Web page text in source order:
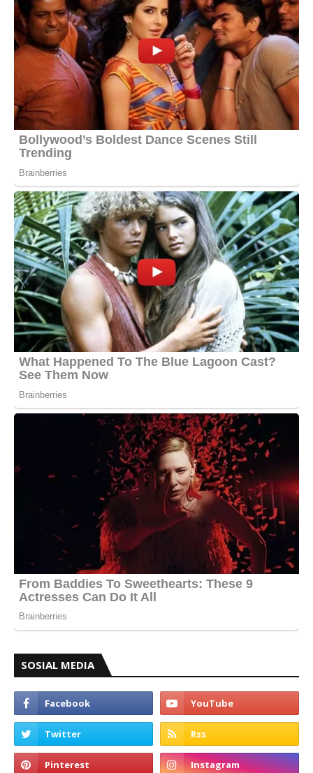
SOSIAL MEDIA